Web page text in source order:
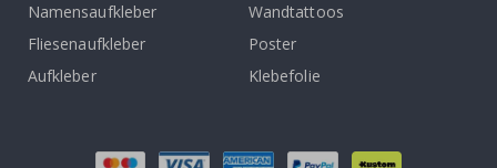
Namensaufkleber
Wandtattoos
Fliesenaufkleber
Poster
Aufkleber
Klebefolie